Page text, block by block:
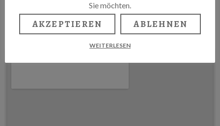
WWW.ZIMMER-16.DE
Sie möchten.
AKZEPTIEREN ABLEHNEN
WEITERLESEN